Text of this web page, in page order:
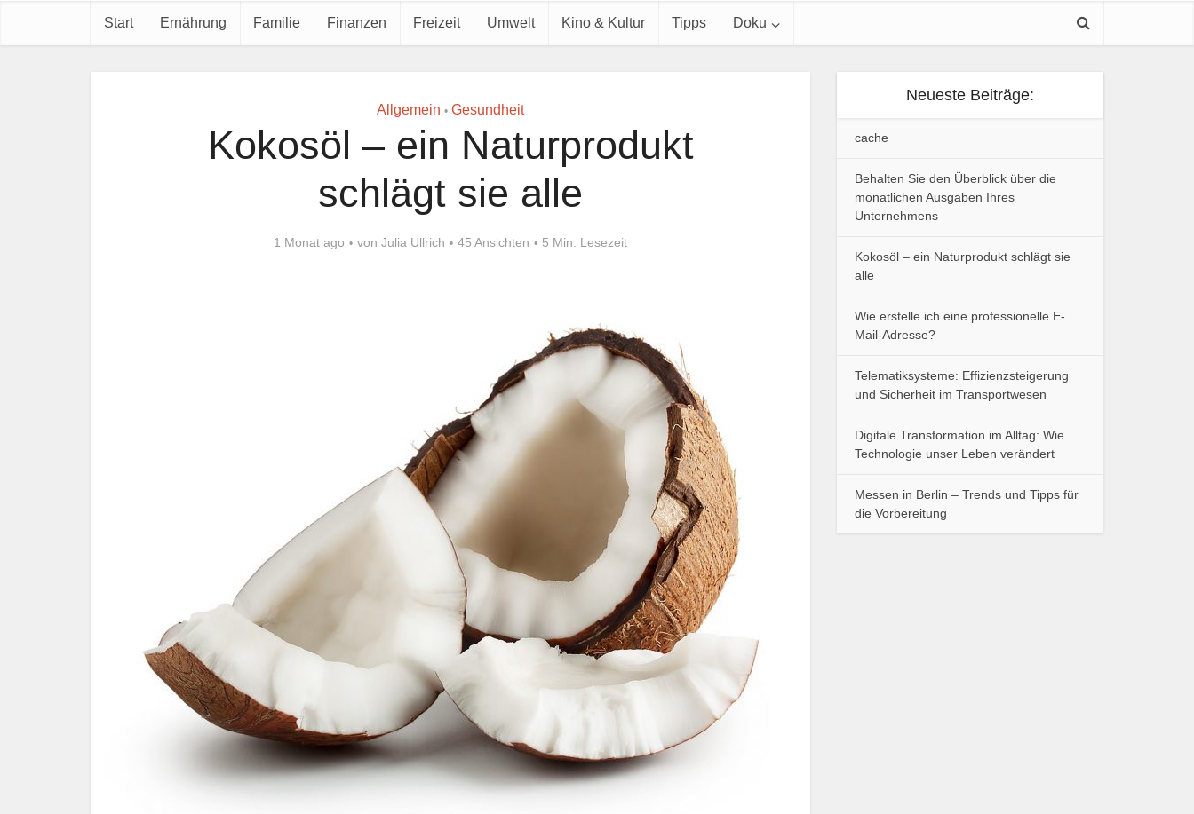
Start Ernährung Familie Finanzen Freizeit Umwelt Kino & Kultur Tipps Doku
Allgemein • Gesundheit
Kokosöl – ein Naturprodukt
schlägt sie alle
1 Monat ago von Julia Ullrich 45 Ansichten 5 Min. Lesezeit
Neueste Beiträge:
cache
Behalten Sie den Überblick über die
monatlichen Ausgaben Ihres
Unternehmens
Kokosöl – ein Naturprodukt schlägt sie
alle
Wie erstelle ich eine professionelle E-
Mail-Adresse?
Telematiksysteme: Effizienzsteigerung
und Sicherheit im Transportwesen
Digitale Transformation im Alltag: Wie
Technologie unser Leben verändert
Messen in Berlin – Trends und Tipps für
die Vorbereitung